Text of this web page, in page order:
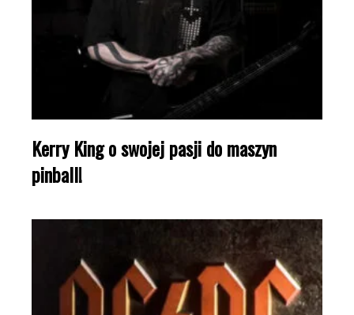
Kerry King o swojej pasji do maszyn
pinball!